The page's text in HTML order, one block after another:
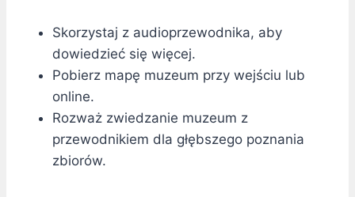
Skorzystaj z audioprzewodnika, aby
dowiedzieć się więcej.
Pobierz mapę muzeum przy wejściu lub
online.
Rozważ zwiedzanie muzeum z
przewodnikiem dla głębszego poznania
zbiorów.